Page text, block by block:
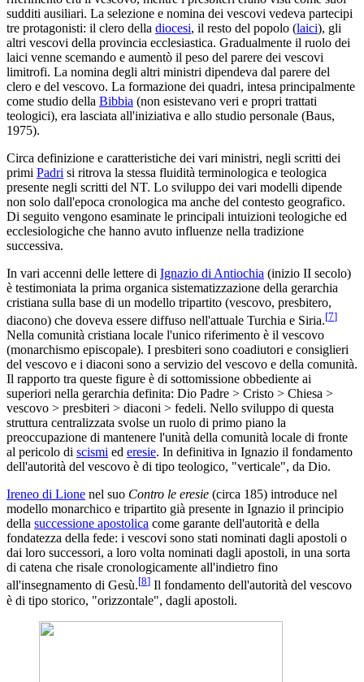
sudditi ausiliari. La selezione e nomina dei vescovi vedeva partecipi
tre protagonisti: il clero della diocesi, il resto del popolo (laici), gli
altri vescovi della provincia ecclesiastica. Gradualmente il ruolo dei
laici venne scemando e aumentò il peso del parere dei vescovi
limitrofi. La nomina degli altri ministri dipendeva dal parere del
clero e del vescovo. La formazione dei quadri, intesa principalmente
come studio della Bibbia (non esistevano veri e propri trattati
teologici), era lasciata all'iniziativa e allo studio personale (Baus,
1975).
Circa definizione e caratteristiche dei vari ministri, negli scritti dei
primi Padri si ritrova la stessa fluidità terminologica e teologica
presente negli scritti del NT. Lo sviluppo dei vari modelli dipende
non solo dall'epoca cronologica ma anche del contesto geografico.
Di seguito vengono esaminate le principali intuizioni teologiche ed
ecclesiologiche che hanno avuto influenze nella tradizione
successiva.
In vari accenni delle lettere di Ignazio di Antiochia (inizio II secolo)
è testimoniata la prima organica sistematizzazione della gerarchia
cristiana sulla base di un modello tripartito (vescovo, presbitero,
diacono) che doveva essere diffuso nell'attuale Turchia e Siria.[7]
Nella comunità cristiana locale l'unico riferimento è il vescovo
(monarchismo episcopale). I presbiteri sono coadiutori e consiglieri
del vescovo e i diaconi sono a servizio del vescovo e della comunità.
Il rapporto tra queste figure è di sottomissione obbediente ai
superiori nella gerarchia definita: Dio Padre > Cristo > Chiesa >
vescovo > presbiteri > diaconi > fedeli. Nello sviluppo di questa
struttura centralizzata svolse un ruolo di primo piano la
preoccupazione di mantenere l'unità della comunità locale di fronte
al pericolo di scismi ed eresie. In definitiva in Ignazio il fondamento
dell'autorità del vescovo è di tipo teologico, "verticale", da Dio.
Ireneo di Lione nel suo Contro le eresie (circa 185) introduce nel
modello monarchico e tripartito già presente in Ignazio il principio
della successione apostolica come garante dell'autorità e della
fondatezza della fede: i vescovi sono stati nominati dagli apostoli o
dai loro successori, a loro volta nominati dagli apostoli, in una sorta
di catena che risale cronologicamente all'indietro fino
all'insegnamento di Gesù.[8] Il fondamento dell'autorità del vescovo
è di tipo storico, "orizzontale", dagli apostoli.